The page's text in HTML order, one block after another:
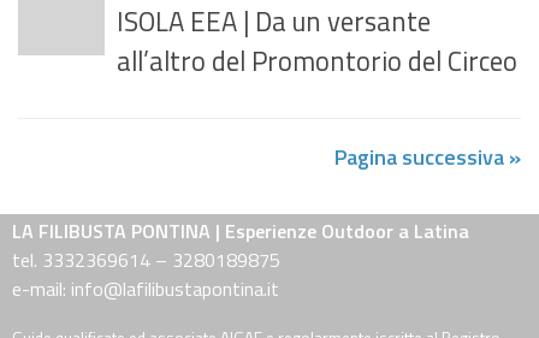
ISOLA EEA | Da un versante
all’altro del Promontorio del Circeo
Pagina successiva »
LA FILIBUSTA PONTINA | Esperienze Outdoor a Latina
tel. 3332369614 – 3280189875
e-mail: info@lafilibustapontina.it